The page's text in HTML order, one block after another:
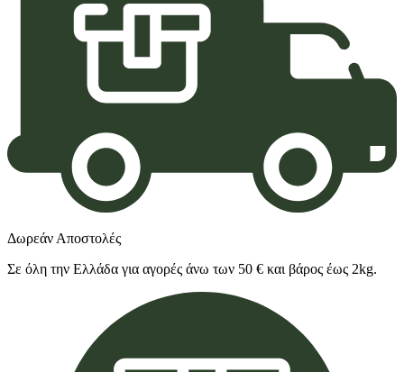
Δωρεάν Αποστολές
Σε όλη την Ελλάδα για αγορές άνω των 50 € και βάρος έως 2kg.